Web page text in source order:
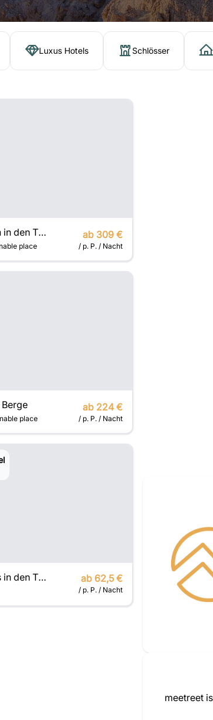
Luxus Hotels Schlösser
Euer Schloss mitten in den Tiroler Alpen
place
ab 309 €
/ p. P. / Nacht
place
ab 224 €
/ p. P. / Nacht
Premium Teamhaus in den Tiroler Alpen ab 62,5 €
/ p. P. / Nacht
meetreet